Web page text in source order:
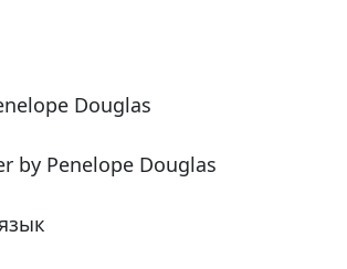
Douglas
by Penelope Douglas